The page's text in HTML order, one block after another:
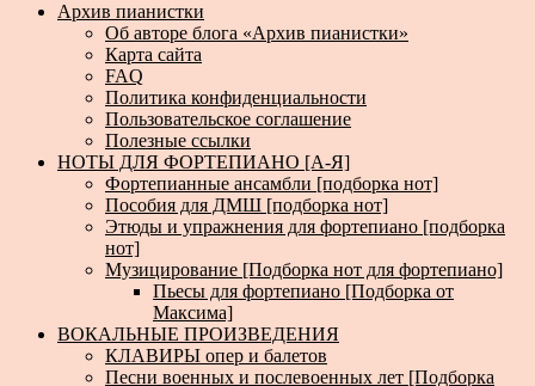
Архив пианистки
Об авторе блога «Архив пианистки»
Карта сайта
FAQ
Политика конфиденциальности
Пользовательское соглашение
Полезные ссылки
НОТЫ ДЛЯ ФОРТЕПИАНО [А-Я]
Фортепианные ансамбли [подборка нот]
Пособия для ДМШ [подборка нот]
Этюды и упражнения для фортепиано [подборка
нот]
Музицирование [Подборка нот для фортепиано]
Пьесы для фортепиано [Подборка от
Максима]
ВОКАЛЬНЫЕ ПРОИЗВЕДЕНИЯ
КЛАВИРЫ опер и балетов
Песни военных и послевоенных лет [Подборка